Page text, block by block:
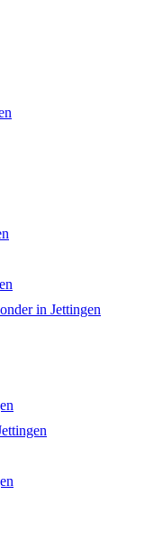
in Jettingen